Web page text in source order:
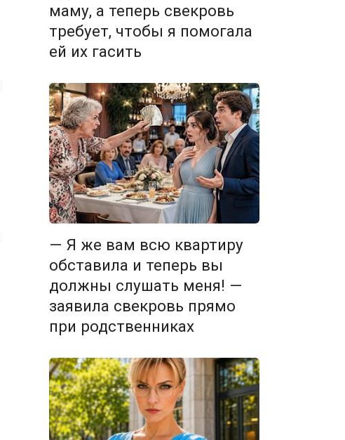
маму, а теперь свекровь
требует, чтобы я помогала
ей их гасить
— Я же вам всю квартиру
обставила и теперь вы
должны слушать меня! —
заявила свекровь прямо
при родственниках